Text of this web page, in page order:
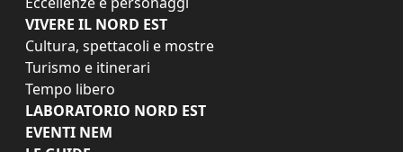
VIVERE IL NORD EST
Cultura, spettacoli e mostre
Turismo e itinerari
Tempo libero
LABORATORIO NORD EST
EVENTI NEM